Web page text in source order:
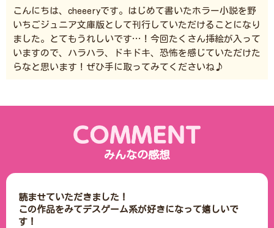
こんにちは、cheeeryです。はじめて書いたホラー小説を野
いちごジュニア文庫版として刊行していただけることになり
ました。とてもうれしいです…！今回たくさん挿絵が入って
いますので、ハラハラ、ドキドキ、恐怖を感じていただけた
らなと思います！ぜひ手に取ってみてくださいね♪
みんなの感想
読ませていただきました！
この作品をみてデスゲーム系が好きになって嬉しいで
す！